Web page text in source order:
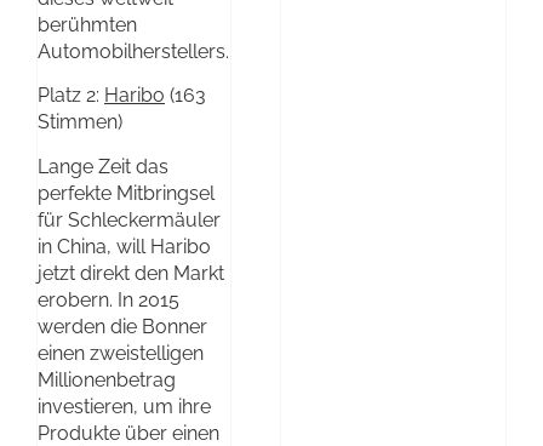
berühmten
Automobilherstellers.
Platz 2: Haribo (163
Stimmen)
Lange Zeit das
perfekte Mitbringsel
für Schleckermäuler
in China, will Haribo
jetzt direkt den Markt
erobern. In 2015
werden die Bonner
einen zweistelligen
Millionenbetrag
investieren, um ihre
Produkte über einen